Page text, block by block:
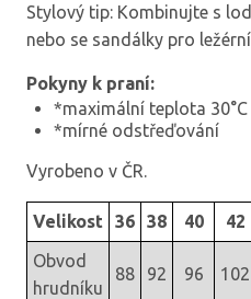
Stylový tip: Kombinujte s
nebo se sandálky pro
Pokyny k praní:
*maximální teplota 30°C
*mírné odstřeďování
Vyrobeno v ČR.
Velikost 36 38 40 42
Obvod
hrudníku
88 92 96 102